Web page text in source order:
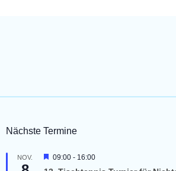
Nächste Termine
NOV.
H
09:00 - 16:00